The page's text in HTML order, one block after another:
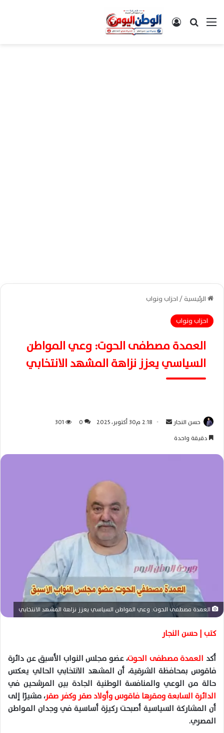
القائمةبحث عن تسجيل الدخول
الرئيسية/احزاب ونواب
احزاب ونواب
العمدة مصطفى الحوت: وعي المواطن
السياسي يعزز نزاهة المشهد الانتخابي
حسن النجار
ت
ر
و
ن
ي
2:18 م30 أكتوبر، 2025 0
301
دقيقة واحدة
العمدة مصطفى الحوت: وعي المواطن السياسي يعزز نزاهة المشهد الانتخابي
كتب | حسن النجار
أكد العمدة مصطفى الحوت، عضو مجلس النواب الأسبق عن دائرة
فاقوس بمحافظة الشرقية، أن المشهد الانتخابي الحالي يعكس
حالة من الوعي والمنافسة الوطنية الجادة بين المرشحين في
الدائرة السابعة ومقرها فاقوس وأولاد صقر وكفر صقر، مشيرًا إلى
أن المشاركة السياسية أصبحت ركيزة أساسية في وجدان المواطن
المصري.